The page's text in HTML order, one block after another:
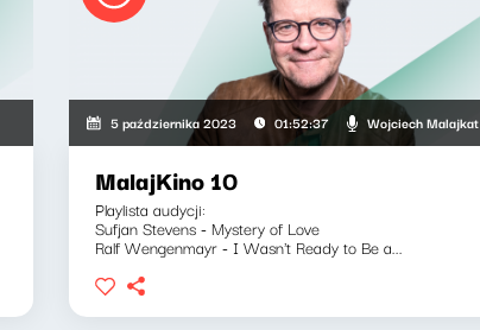
5 października 2023 01:52:37 Wojciech Malajkat
MalajKino 10
Playlista audycji:
Sufjan Stevens - Mystery of Love
Ralf Wengenmayr - I Wasn't Ready to Be a...